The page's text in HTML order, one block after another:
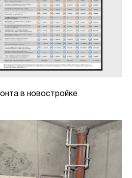
в новостройке